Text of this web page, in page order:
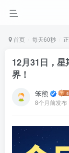
首页 每天60秒
12月31日，
界！
笨熊
8个月前发布